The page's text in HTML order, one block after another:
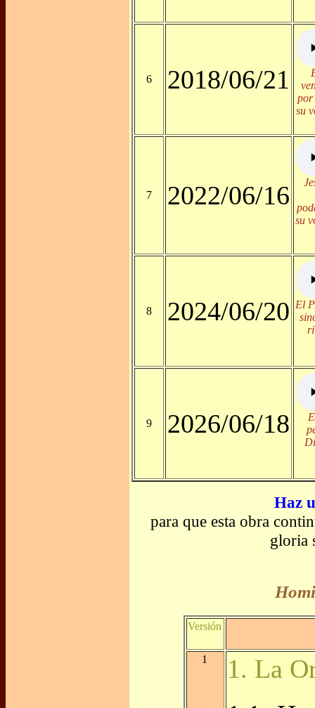
6 2018/06/21
por
su
7 2022/06/16
su
8 2024/06/20 El
9 2026/06/18
Haz
para que esta obra
gloria
Versión
1
1. La